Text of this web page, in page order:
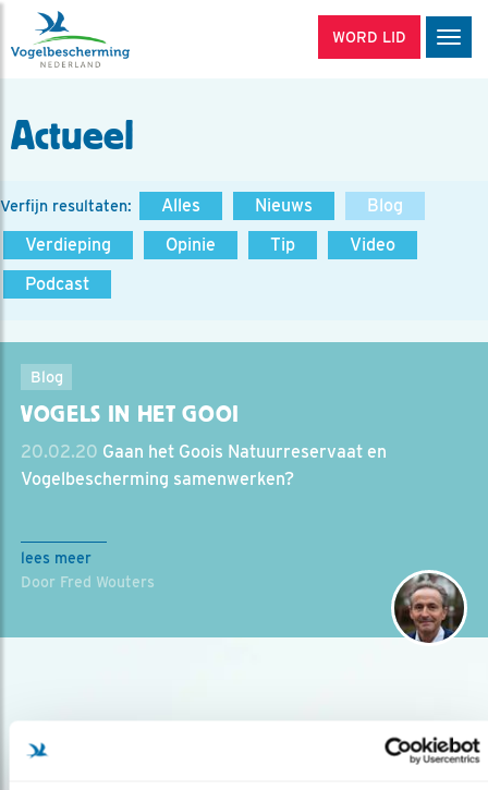
WORD LID
Actueel
Verfijn resultaten: Alles Nieuws
Blog
Verdieping
Opinie Tip
Video
Podcast
Blog
VOGELS IN HET GOOI
20.02.20 Gaan het Goois Natuurreservaat en
Vogelbescherming samenwerken?
lees meer
Door Fred Wouters